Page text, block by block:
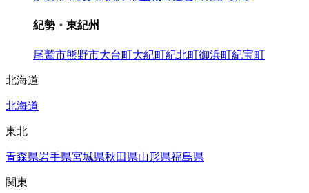
紀勢・東紀州
尾鷲市熊野市大台町大紀町紀北町御浜町紀宝町
北海道
北海道
東北
青森県岩手県宮城県秋田県山形県福島県
関東